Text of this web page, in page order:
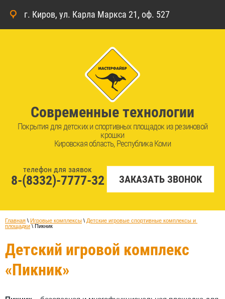
г. Киров, ул. Карла Маркса 21, оф. 527
Современные технологии
Покрытия для детских и спортивных площадок из резиновой
крошки
Кировская область, Республика Коми
телефон для заявок
8-(8332)-7777-32 ЗАКАЗАТЬ ЗВОНОК
Главная \ Игровые комплексы \ Детские игровые спортивные комплексы и
площадки \ Пикник
Детский игровой комплекс
«Пикник»